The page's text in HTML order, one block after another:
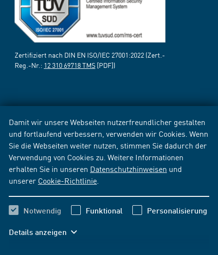
Damit wir unsere Webseiten nutzerfreundlicher gestalten
und fortlaufend verbessern, verwenden wir Cookies. Wenn
Sie die Webseiten weiter nutzen, stimmen Sie dadurch der
Verwendung von Cookies zu. Weitere Informationen
erhalten Sie in unseren Datenschutzhinweisen und
unserer Cookie-Richtlinie
Notwendig Funktional Personalisierung
Details anzeigen
Zertifiziert nach DIN EN ISO/IEC 27001:2022 (Zert.-
Reg.-Nr.: 12 310 69718 TMS [PDF])